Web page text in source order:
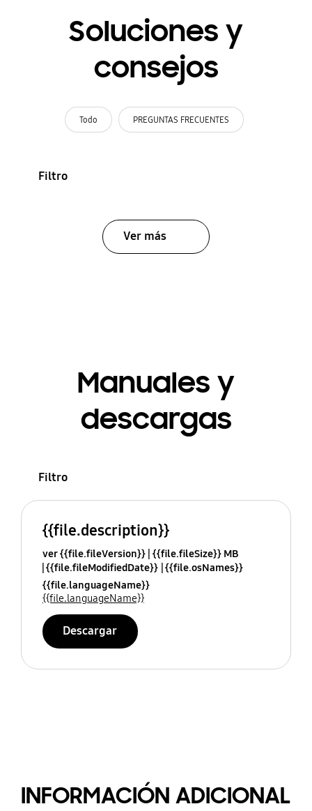
Soluciones y
consejos
Todo PREGUNTAS FRECUENTES
Filtro
Ver más
Manuales y
descargas
Filtro
{{file.description}}
ver {{file.fileVersion}} {{file.fileSize}} MB
{{file.fileModifiedDate}} {{file.osNames}}
{{file.languageName}}
{{file.languageName}}
Descargar
INFORMACIÓN ADICIONAL